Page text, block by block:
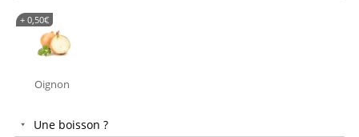
Oignon
+ 0,50€
Une boisson ?